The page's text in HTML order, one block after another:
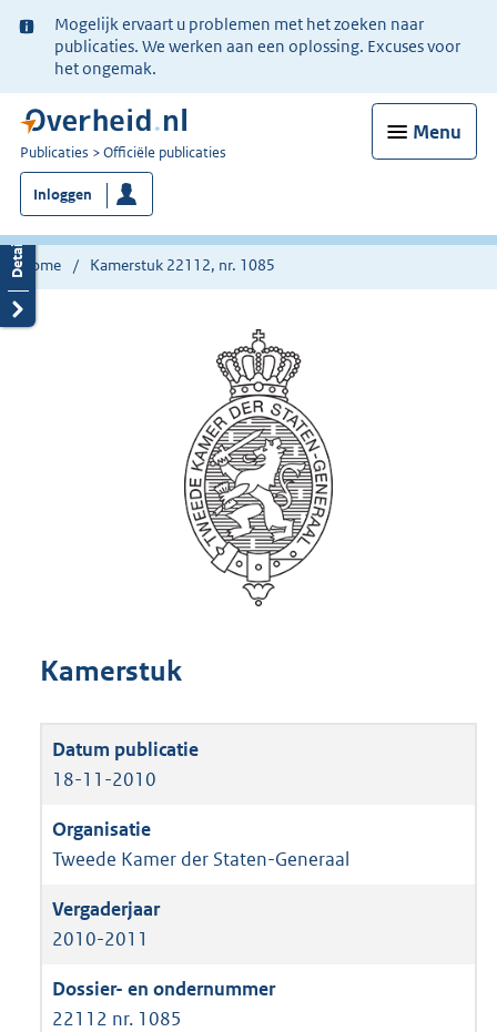
Ter
informatie:
Mogelijk ervaart u problemen met het zoeken naar
publicaties. We werken aan een oplossing. Excuses voor
het ongemak.
Menu
U
bent
nu
hier:
Publicaties Officiële publicaties
Inloggen
Home Kamerstuk 22112, nr. 1085
Kamerstuk
18-11-2010
Tweede Kamer der Staten-Generaal
2010-2011
22112 nr. 1085